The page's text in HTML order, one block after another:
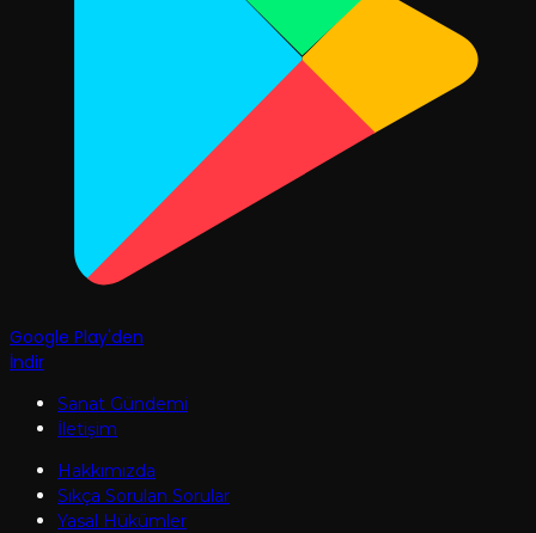
Google Play'den
İndir
Sanat Gündemi
İletişim
Hakkımızda
Sıkça Sorulan Sorular
Yasal Hükümler